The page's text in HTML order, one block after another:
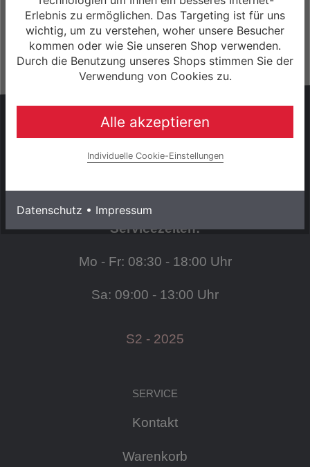
Laufzeit bis zu 60 Monaten
Mehr Informationen
Wir sind gerne persönlich für Sie da!
Servicezeiten:
Mo - Fr: 08:30 - 18:00 Uhr
Sa: 09:00 - 13:00 Uhr
S2 - 2025
SERVICE
Kontakt
Warenkorb
Erlebnis zu ermöglichen. Das Targeting ist für uns
wichtig, um zu verstehen, woher unsere Besucher
kommen oder wie Sie unseren Shop verwenden.
Durch die Benutzung unseres Shops stimmen Sie der
Verwendung von Cookies zu.
Alle akzeptieren
Individuelle Cookie-Einstellungen
Datenschutz • Impressum